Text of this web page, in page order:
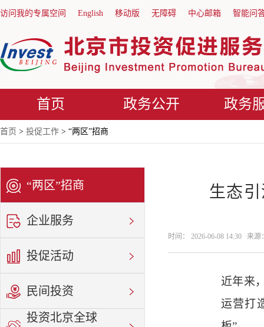
访问我的专属空间 English 移动版 无障碍 中心邮箱 智能问
首页 政务公开 政务
首页 > 投促工作 > “两区”招商
“两区”招商
企业服务
投促活动
民间投资
投资北京全球
生态
时间： 2026-06-08 14:30 来
近年来
运营打